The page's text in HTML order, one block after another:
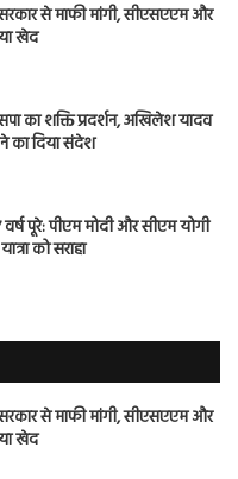
से माफी मांगी, सीएसएएम और
खेद
का शक्ति प्रदर्शन, अखिलेश यादव
का दिया संदेश
पूरे: पीएम मोदी और सीएम योगी
को सराहा
से माफी मांगी, सीएसएएम और
खेद